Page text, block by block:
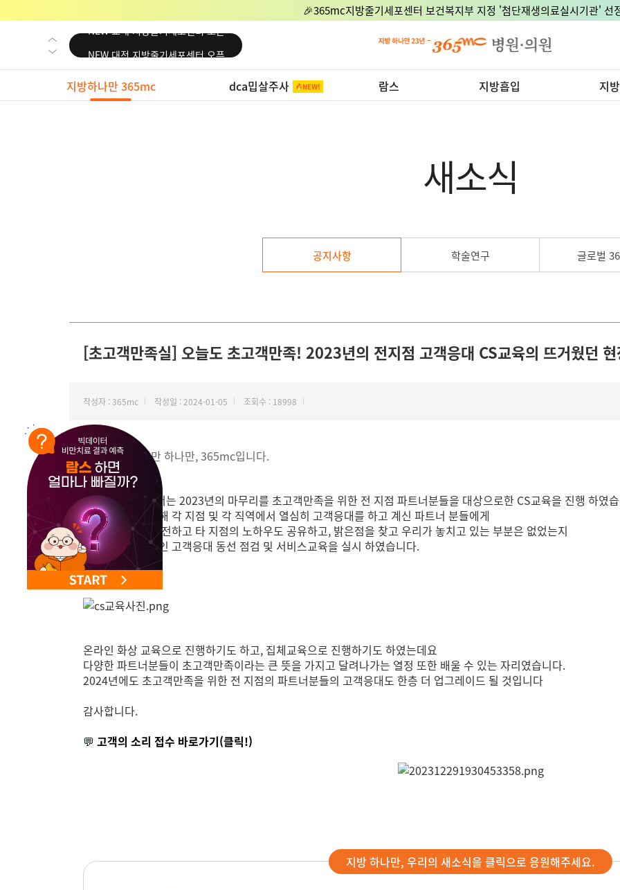
🎉365mc지방줄기세포센터 보건복지부 지정 '첨단재생의료실시기관' 선
NEW 교대 지방줄기세포센터 오픈
NEW 노원 지방줄기세포센터 오픈
NEW 미국 LA점 오픈
지방하나만 365mc dca밉살주사 람스 지방흡입 지
새소식
공지사항 학술연구 글로벌
[초고객만족실] 오늘도 초고객만족! 2023년의 전지점 고객응대 CS교육의 뜨거웠던
작성자 : 365mc 작성일 : 2024-01-05 조회수 : 18998
안녕하세요, 비만 하나만, 365mc입니다.
초고객만족실에서는 2023년의 마무리를 초고객만족을 위한 전 지점 파트너분들을 대상으로한 CS교육을 진행 하였
초고객만족을 위해 각 지점 및 각 직역에서 열심히 고객응대를 하고 계신 파트너 분들에게
고객응대 꿀팁을 전하고 타 지점의 노하우도 공유하고, 밝은점을 찾고 우리가 놓치고 있는 부분은 없었는지
다시한번 전체적인 고객응대 동선 점검 및 서비스교육을 실시 하였습니다.
온라인 화상 교육으로 진행하기도 하고, 집체교육으로 진행하기도 하였는데요
다양한 파트너분들이 초고객만족이라는 큰 뜻을 가지고 달려나가는 열정 또한 배울 수 있는 자리였습니다.
2024년에도 초고객만족을 위한 전 지점의 파트너분들의 고객응대도 한층 더 업그레이드 될 것입니다
감사합니다.
💬 고객의 소리 접수 바로가기(클릭!)
지방 하나만, 우리의 새소식을 클릭으로 응원해주세요.